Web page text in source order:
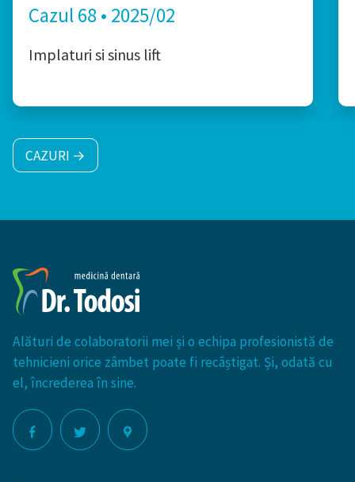
Cazul 68 • 2025/02
Implaturi si sinus lift
CAZURI →
Alături de colaboratorii mei și o echipa profesionistă de
tehnicieni orice zâmbet poate fi recâștigat. Și, odată cu
el, încrederea în sine.